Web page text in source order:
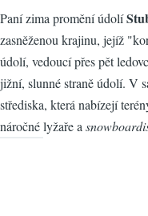
Paní zima promění údolí
zasněženou krajinu, jejíž
údolí, vedoucí přes pět
jižní, slunné straně údolí. V
střediska, která nabízejí
náročné lyžaře a